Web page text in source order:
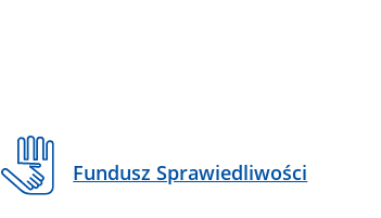
Fundusz Sprawiedliwości